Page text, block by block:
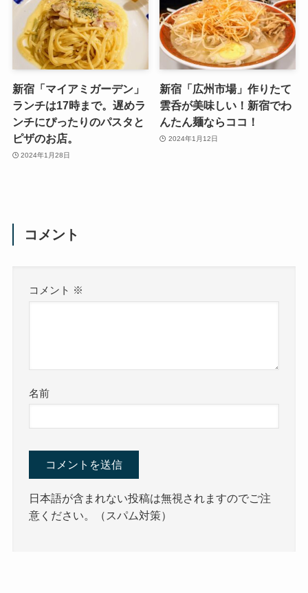
新宿「マイアミガーデン」
ランチは17時まで。遅めラ
ンチにぴったりのパスタと
ピザのお店。
2024年1月28日
新宿「広州市場」作りたて
雲呑が美味しい！新宿でわ
んたん麺ならココ！
2024年1月12日
コメント
コメント ※
名前
日本語が含まれない投稿は無視されますのでご注
意ください。（スパム対策）